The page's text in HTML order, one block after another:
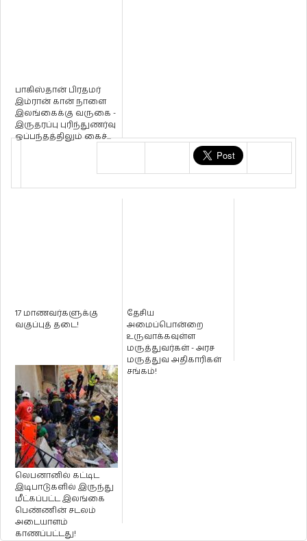
பாகிஸ்தான் பிரதமர்
இம்ரான் கான் நாளை
இலங்கைக்கு வருகை -
இருதரப்பு புரிந்துணர்வு
ஒப்பந்தத்திலும் கைச்...
17 மாணவர்களுக்கு
வகுப்புத் தடை!
தேசிய
அமைப்பொன்றை
உருவாக்கவுள்ள
மருத்துவர்கள் - அரச
மருத்துவ அதிகாரிகள்
சங்கம்!
லெபனானில் கட்டிட
இடிபாடுகளில் இருந்து
மீட்கப்பட்ட இலங்கை
பெண்ணின் சடலம்
அடையாளம்
காணப்பட்டது!